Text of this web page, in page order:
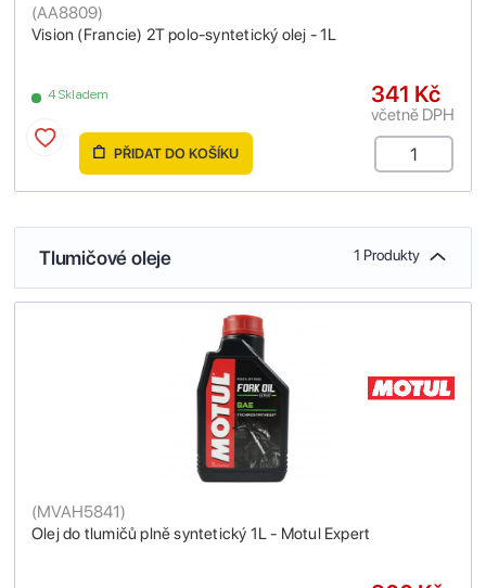
Vision (Francie) 2T polo-syntetický olej - 1L
(AA8809)
4 Skladem 341 Kč
včetně DPH
PŘIDAT DO KOŠÍKU
Tlumičové oleje 1 Produkty
Olej do tlumičů plně syntetický 1L - Motul Expert
(MVAH5841)